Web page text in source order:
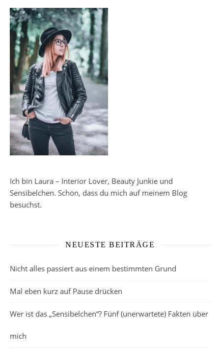
Ich bin Laura – Interior Lover, Beauty Junkie und
Sensibelchen. Schön, dass du mich auf meinem Blog
besuchst.
NEUESTE BEITRÄGE
Nicht alles passiert aus einem bestimmten Grund
Mal eben kurz auf Pause drücken
Wer ist das „Sensibelchen“? Fünf (unerwartete) Fakten über
mich